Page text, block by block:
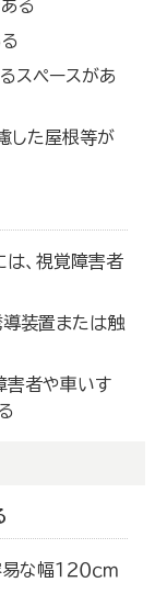
る
スペースがあ
した屋根等が
、視覚障害者
装置または触
害者や車いす
幅１２０ｃｍ